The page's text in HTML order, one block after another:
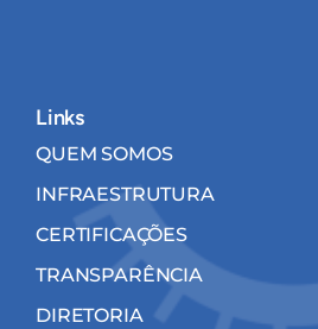
Links
QUEM SOMOS
INFRAESTRUTURA
CERTIFICAÇÕES
TRANSPARÊNCIA
DIRETORIA